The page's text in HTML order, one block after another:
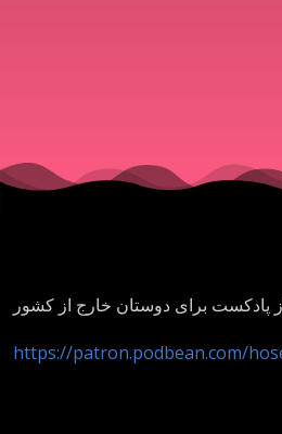
پادکست برای دوستان خارج از کشور
https://patron.podbean.com/